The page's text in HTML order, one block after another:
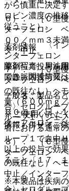
６）． ［Ｃ型慢
ターフェロン ベ
００／ｍｍ３未
タ；中止。
７）． ［Ｃ型慢
ターフェロン ベ
の既往なし）ヘ
量（６００ｍｇ
００ｍｇ／日、
ターフェロン ベ
８）． ［Ｃ型慢
ターフェロン ベ
の既往なし）ヘ
中止／インター
がら慎重に決定
ロビン濃度の推
従うこと）。
７．３． 〈イン
ンターフェロン
際単位で投与を
回静脈内投与又
７．３．１．
合〉セログルー
ループ１（ジェ
者における通常
ループ１で血中
以上の投与で効
ること〔１７．
７．３．２．
合〉セログルー
薬剤情報
薬剤写真、用法
でき、関連情報
一般名、製品名
※ ご使用いただ
情報も併せてご
※本製品は疾病